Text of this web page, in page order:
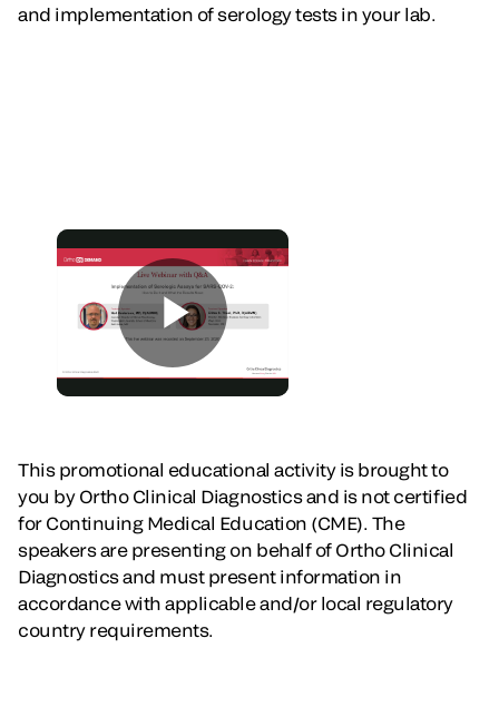
and implementation of serology tests in your lab.
This promotional educational activity is brought to
you by Ortho Clinical Diagnostics and is not certified
for Continuing Medical Education (CME). The
speakers are presenting on behalf of Ortho Clinical
Diagnostics and must present information in
accordance with applicable and/or local regulatory
country requirements.